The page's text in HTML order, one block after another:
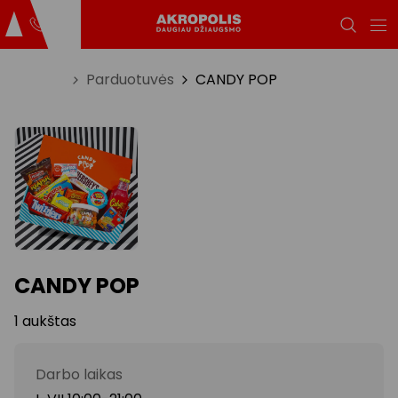
Parduotuvės CANDY POP
CANDY POP
1 aukštas
Darbo laikas